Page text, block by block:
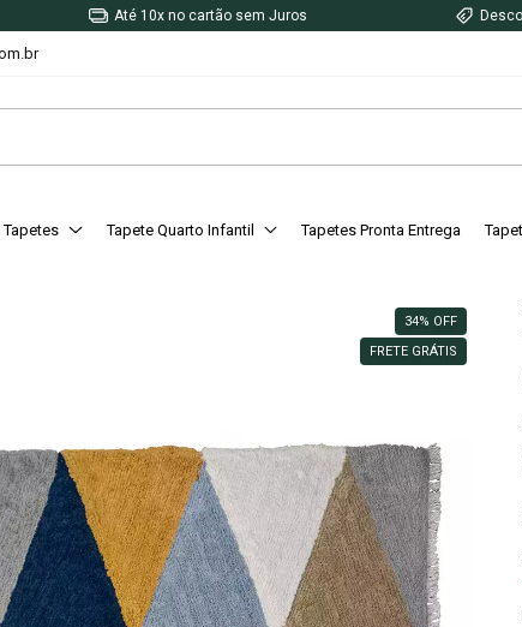
Até 10x no cartão sem Juros
Tapetes Tapete Quarto Infantil Tapetes Pronta Entrega
34% OFF
FRETE GRÁTIS